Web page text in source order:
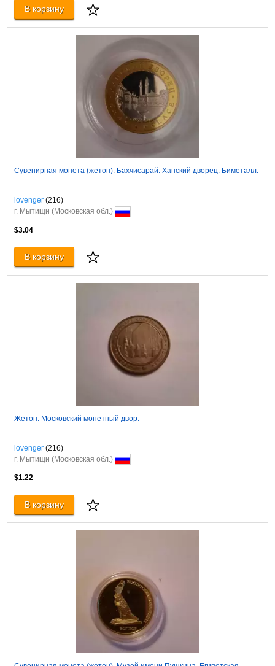
В корзину
Сувенирная монета (жетон). Бахчисарай. Ханский дворец. Биметалл.
lovenger (216)
г. Мытищи (Московская обл.)
$3.04
В корзину
Жетон. Московский монетный двор.
lovenger (216)
г. Мытищи (Московская обл.)
$1.22
В корзину